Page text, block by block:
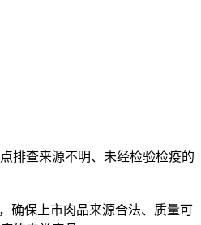
排查来源不明、未经检验检疫的
确保上市肉品来源合法、质量可